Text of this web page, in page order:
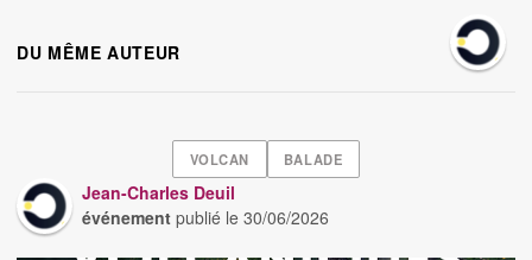
DU MÊME AUTEUR
VOLCAN BALADE
Jean-Charles Deuil
événement publié le30/06/2026